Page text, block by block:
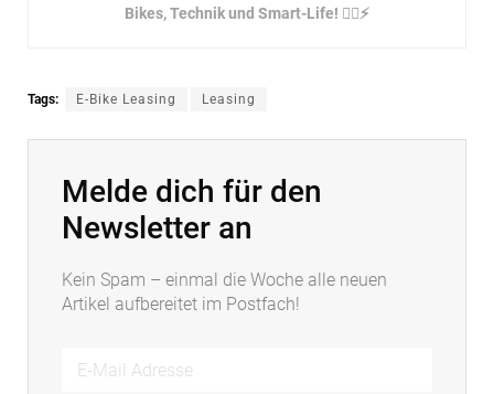
Bikes, Technik und Smart-Life! 🚴‍♂️⚡
Tags: E-Bike Leasing Leasing
Melde dich für den
Newsletter an
Kein Spam – einmal die Woche alle neuen
Artikel aufbereitet im Postfach!